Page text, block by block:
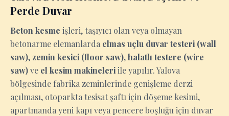
Perde Duvar
Beton kesme işleri, taşıyıcı olan veya olmayan
betonarme elemanlarda elmas uçlu duvar testeri (wall
saw), zemin kesici (floor saw),halatlı testere (wire
saw)ve el kesim makineleriile yapılır. Yalova
bölgesinde fabrika zeminlerinde genişleme derzi
açılması, otoparkta tesisat şaftı için döşeme kesimi,
apartmanda yeni kapı veya pencere boşluğu için duvar